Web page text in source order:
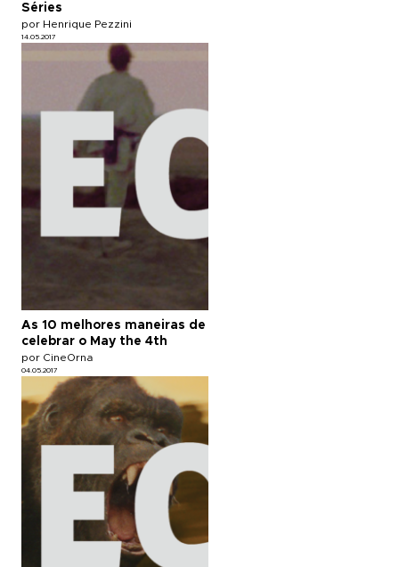
Séries
por Henrique Pezzini
14.05.2017
As 10 melhores maneiras de
celebrar o May the 4th
por CineOrna
04.05.2017